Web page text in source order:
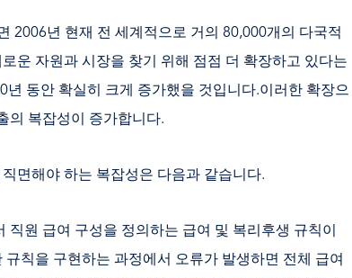
2006년 현재 전 세계적으로 거의 80,000개의 다국적
운 자원과 시장을 찾기 위해 점점 더 확장하고 있다는
동안 확실히 크게 증가했을 것입니다.이러한 확장으
의 복잡성이 증가합니다.
면해야 하는 복잡성은 다음과 같습니다.
직원 급여 구성을 정의하는 급여 및 복리후생 규칙이
칙을 구현하는 과정에서 오류가 발생하면 전체 급여